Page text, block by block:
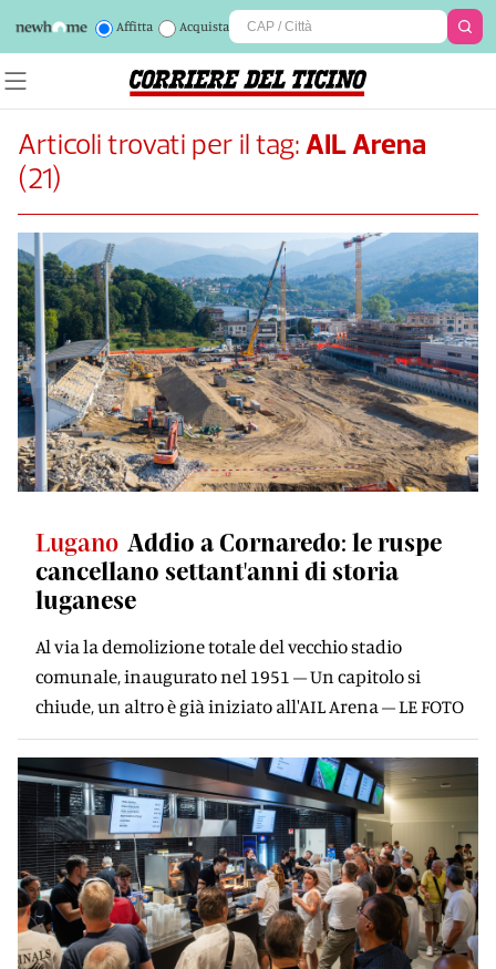
Affitta Acquista
Articoli trovati per il tag:AIL Arena
(21)
Lugano Addio a Cornaredo: le ruspe
cancellano settant'anni di storia
luganese
Al via la demolizione totale del vecchio stadio
comunale, inaugurato nel 1951 – Un capitolo si
chiude, un altro è già iniziato all'AIL Arena – LE FOTO